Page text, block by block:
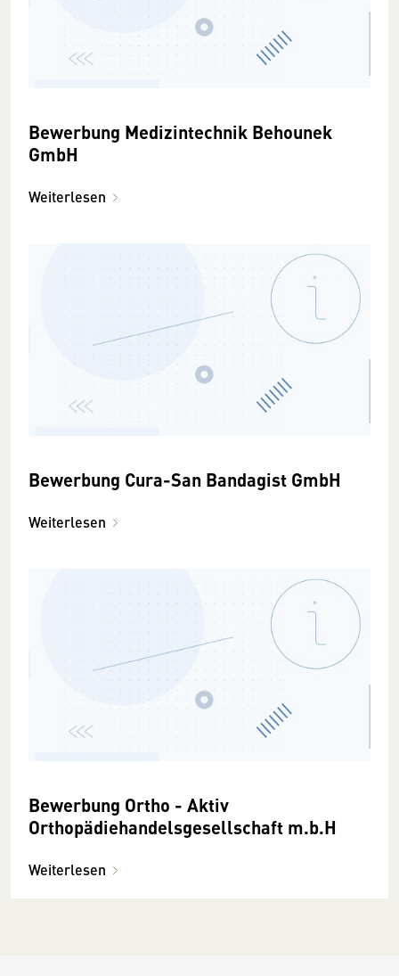
Bewerbung Medizintechnik Behounek
GmbH
Weiterlesen
Bewerbung Cura-San Bandagist GmbH
Weiterlesen
Bewerbung Ortho - Aktiv
Orthopädiehandelsgesellschaft m.b.H
Weiterlesen